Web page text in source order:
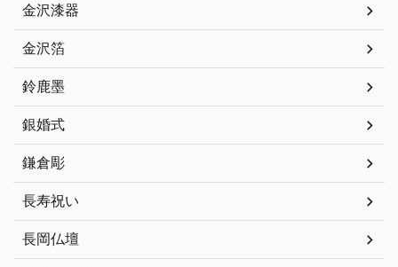
金沢漆器
金沢箔
鈴鹿墨
銀婚式
鎌倉彫
長寿祝い
長岡仏壇